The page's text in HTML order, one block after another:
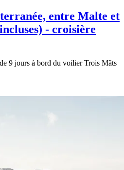
entre Malte et
- croisière
9 jours à bord du voilier Trois Mâts